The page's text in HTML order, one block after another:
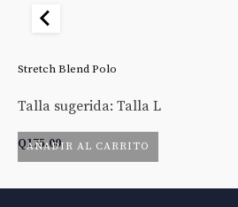
AÑADIR AL CARRITO
Stretch Blend Polo
Talla sugerida: Talla L
Q175.00